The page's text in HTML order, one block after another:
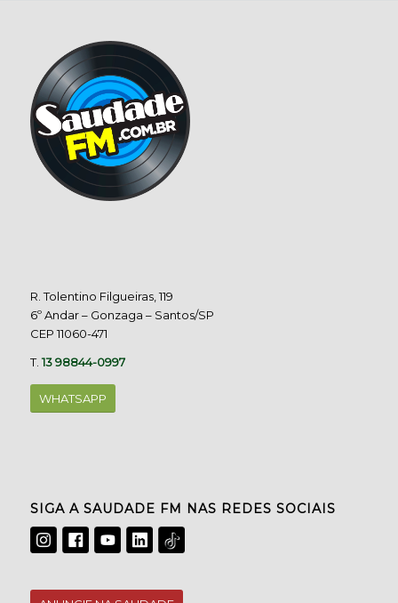
R. Tolentino Filgueiras, 119
6º Andar – Gonzaga – Santos/SP
CEP 11060-471
T.13 98844-0997
WHATSAPP
SIGA A SAUDADE FM NAS REDES SOCIAIS